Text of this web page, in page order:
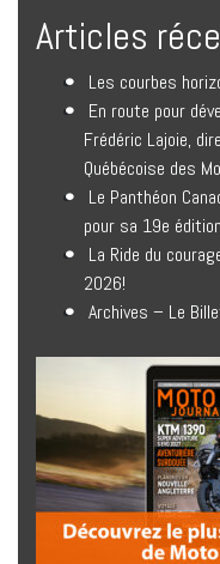
Articles
Les courbes
En route pour
Frédéric Lajoie,
Québécoise des
Le Panthéon
pour sa 19e édition
La Ride du
2026!
Archives – Le